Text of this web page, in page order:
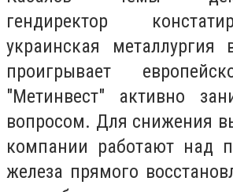
гендиректор
украинская
проигрывает
"Метинвест" активно
вопросом. Для снижения
компании работают над
железа прямого